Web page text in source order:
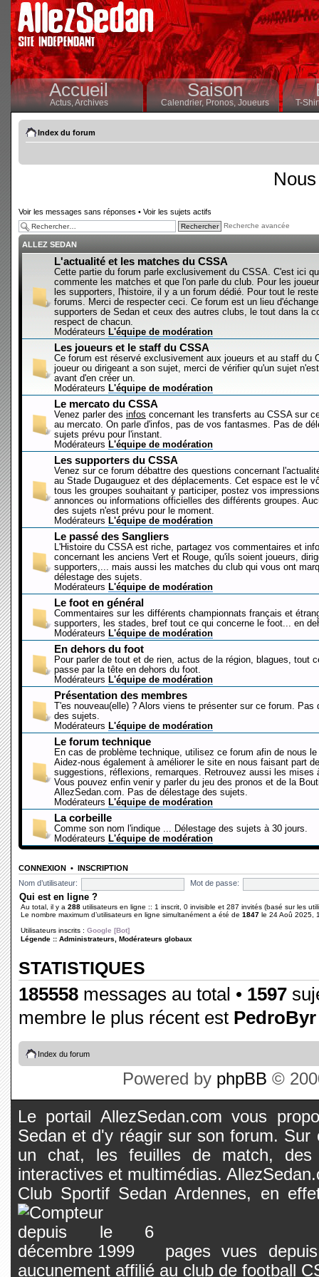
Accueil
Actus,Archives
Saison
Calendrier,Pronos, Joueurs T-
Index du forum
Voir les messages sans réponses • Voir les sujets actifs
Recherche avancée
ALLEZ SEDAN
L'actualité et les matches du CSSA
Cette partie du forum parle exclusivement du CSSA. C'est ici
commente les matches et que l'on parle du club. Pour les
les supporters, l'histoire, il y a un forum dédié. Pour tout le
forums. Merci de respecter ceci. Ce forum est un lieu
supporters de Sedan et ceux des autres clubs, le tout dans la
respect de chacun.
Modérateurs L'équipe de modération
Les joueurs et le staff du CSSA
Ce forum est réservé exclusivement aux joueurs et au staff du
joueur ou dirigeant a son sujet, merci de vérifier qu'un sujet
avant d'en créer un.
Modérateurs L'équipe de modération
Le mercato du CSSA
Venez parler des infos concernant les transferts au CSSA sur
au mercato. On parle d'infos, pas de vos fantasmes. Pas de
sujets prévu pour l'instant.
Modérateurs L'équipe de modération
Les supporters du CSSA
Venez sur ce forum débattre des questions concernant
au Stade Dugauguez et des déplacements. Cet espace est le
tous les groupes souhaitant y participer, postez vos
annonces ou informations officielles des différents groupes.
des sujets n'est prévu pour le moment.
Modérateurs L'équipe de modération
Le passé des Sangliers
L'Histoire du CSSA est riche, partagez vos commentaires et
concernant les anciens Vert et Rouge, qu'ils soient joueurs,
supporters,... mais aussi les matches du club qui vous ont
délestage des sujets.
Modérateurs L'équipe de modération
Le foot en général
Commentaires sur les différents championnats français et
supporters, les stades, bref tout ce qui concerne le foot... en
Modérateurs L'équipe de modération
En dehors du foot
Pour parler de tout et de rien, actus de la région, blagues, tout
passe par la tête en dehors du foot.
Modérateurs L'équipe de modération
Présentation des membres
T'es nouveau(elle) ? Alors viens te présenter sur ce forum. Pas
des sujets.
Modérateurs L'équipe de modération
Le forum technique
En cas de problème technique, utilisez ce forum afin de nous le
Aidez-nous également à améliorer le site en nous faisant part
suggestions, réflexions, remarques. Retrouvez aussi les mises
Vous pouvez enfin venir y parler du jeu des pronos et de la
AllezSedan.com. Pas de délestage des sujets.
Modérateurs L'équipe de modération
La corbeille
Comme son nom l'indique ... Délestage des sujets à 30 jours.
Modérateurs L'équipe de modération
CONNEXION • INSCRIPTION
Nom d’utilisateur:
Mot de passe:
Qui est en ligne ?
Au total, il y a 288 utilisateurs en ligne :: 1 inscrit, 0 invisible et 287 invités (basé sur les
Le nombre maximum d’utilisateurs en ligne simultanément a été de 1847 le 24 Aoû 2025,
Utilisateurs inscrits : Google [Bot]
Légende :: Administrateurs Modérateurs globaux
STATISTIQUES
185558 messages au total • 1597
membre le plus récent est PedroByr
Index du forum
Powered by phpBB ©
Le portail AllezSedan.com vous
Sedan et d'y réagir sur son forum.
un chat, les feuilles de match, des
interactives et multimédias.
Club Sportif Sedan Ardennes, en
pages vues
aucunement affilié au club de football